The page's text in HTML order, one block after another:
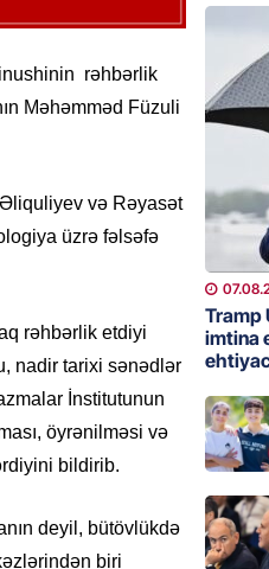
rəhbərlik
Məhəmməd Füzuli
və Rəyasət
üzrə fəlsəfə
rəhbərlik etdiyi
nadir tarixi sənədlər
İnstitutunun
öyrənilməsi və
bildirib.
deyil, bütövlükdə
biri
şəxslər
GÜNDƏM
MANŞET
deyib?
GÜNDƏM
ilə
Tramp
imtina